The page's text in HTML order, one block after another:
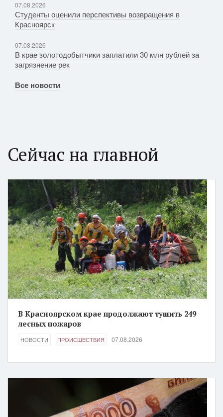
07.08.2026
Студенты оценили перспективы возвращения в
Красноярск
07.08.2026
В крае золотодобытчики заплатили 30 млн рублей за
загрязнение рек
Все новости
Сейчас на главной
В Красноярском крае продолжают тушить 249
лесных пожаров
НОВОСТИ ПРОИСШЕСТВИЯ 07.08.2026